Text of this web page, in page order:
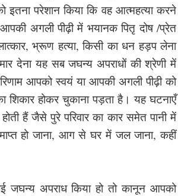
इतना परेशान किया कि वह आत्महत्या करने
अगली पीढ़ी में भयानक पितृ दोष /प्रेत
भ्रूण हत्या, किसी का धन हड़प लेना
देना यह सब जघन्य अपराधों की श्रेणी में
आपको स्वयं या आपकी अगली पीढ़ी को
शिकार होकर चुकाना पड़ता है। यह घटनाएँ
हैं जैसे पुरे परिवार का कार समेत पानी में
हो जाना, आग से घर में जल जाना, कहीं
जघन्य अपराध किया हो तो कानून आपको